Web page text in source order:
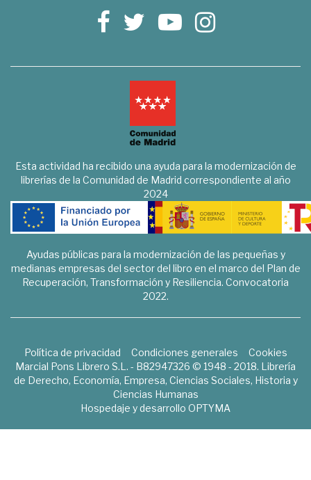
Esta actividad ha recibido una ayuda para la modernización de
librerías de la Comunidad de Madrid correspondiente al año
2024
Ayudas públicas para la modernización de las pequeñas y
medianas empresas del sector del libro en el marco del Plan de
Recuperación, Transformación y Resiliencia. Convocatoria
2022.
Política de privacidad Condiciones generales
Cookies
Marcial Pons Librero S.L. - B82947326 © 1948 - 2018. Librería
de Derecho, Economía, Empresa, Ciencias Sociales, Historia y
Ciencias Humanas
Hospedaje y desarrollo OPTYMA